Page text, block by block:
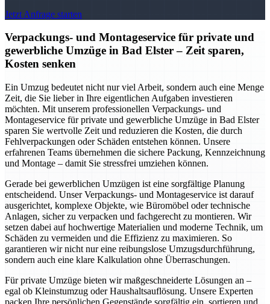
Jetzt Anfrage starten
Verpackungs- und Montageservice für private und
gewerbliche Umzüge in Bad Elster – Zeit sparen,
Kosten senken
Ein Umzug bedeutet nicht nur viel Arbeit, sondern auch eine Menge
Zeit, die Sie lieber in Ihre eigentlichen Aufgaben investieren
möchten. Mit unserem professionellen Verpackungs- und
Montageservice für private und gewerbliche Umzüge in Bad Elster
sparen Sie wertvolle Zeit und reduzieren die Kosten, die durch
Fehlverpackungen oder Schäden entstehen können. Unsere
erfahrenen Teams übernehmen die sichere Packung, Kennzeichnung
und Montage – damit Sie stressfrei umziehen können.
Gerade bei gewerblichen Umzügen ist eine sorgfältige Planung
entscheidend. Unser Verpackungs- und Montageservice ist darauf
ausgerichtet, komplexe Objekte, wie Büromöbel oder technische
Anlagen, sicher zu verpacken und fachgerecht zu montieren. Wir
setzen dabei auf hochwertige Materialien und moderne Technik, um
Schäden zu vermeiden und die Effizienz zu maximieren. So
garantieren wir nicht nur eine reibungslose Umzugsdurchführung,
sondern auch eine klare Kalkulation ohne Überraschungen.
Für private Umzüge bieten wir maßgeschneiderte Lösungen an –
egal ob Kleinstumzug oder Haushaltsauflösung. Unsere Experten
packen Ihre persönlichen Gegenstände sorgfältig ein, sortieren und